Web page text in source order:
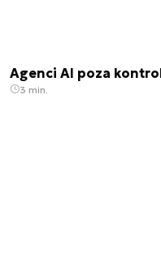
Agenci AI poza
3 min.